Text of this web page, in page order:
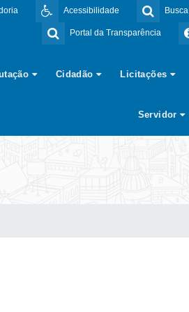
Busca
Acessibilidade
Portal da Transparência
Cidadão Licitações
Servidor